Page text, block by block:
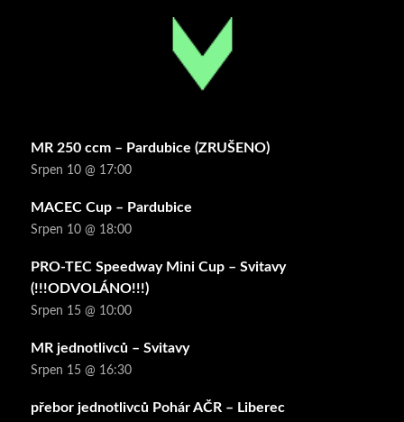
MR 250 ccm – Pardubice (ZRUŠENO)
Srpen 10 @ 17:00
MACEC Cup – Pardubice
Srpen 10 @ 18:00
PRO-TEC Speedway Mini Cup – Svitavy
(!!!ODVOLÁNO!!!)
Srpen 15 @ 10:00
MR jednotlivců – Svitavy
Srpen 15 @ 16:30
přebor jednotlivců Pohár AČR – Liberec